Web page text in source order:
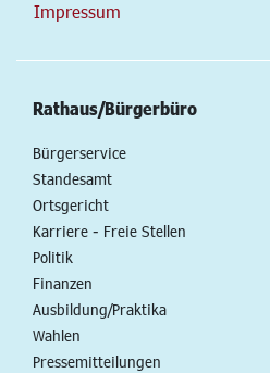
Impressum
Rathaus/Bürgerbüro
Bürgerservice
Standesamt
Ortsgericht
Karriere - Freie Stellen
Politik
Finanzen
Ausbildung/Praktika
Wahlen
Pressemitteilungen